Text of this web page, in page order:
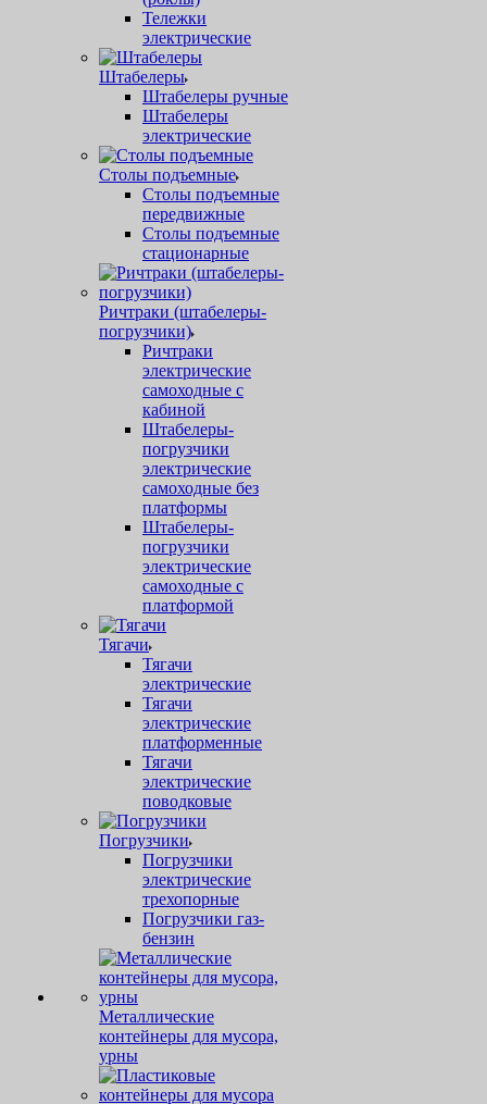
Тележки
электрические
Штабелеры
Штабелеры ручные
Штабелеры
электрические
Столы подъемные
Столы подъемные
передвижные
Столы подъемные
стационарные
Ричтраки (штабелеры-
погрузчики)
Ричтраки
электрические
самоходные с
кабиной
Штабелеры-
погрузчики
электрические
самоходные без
платформы
Штабелеры-
погрузчики
электрические
самоходные с
платформой
Тягачи
Тягачи
электрические
Тягачи
электрические
платформенные
Тягачи
электрические
поводковые
Погрузчики
Погрузчики
электрические
трехопорные
Погрузчики газ-
бензин
Металлические
контейнеры для мусора,
урны